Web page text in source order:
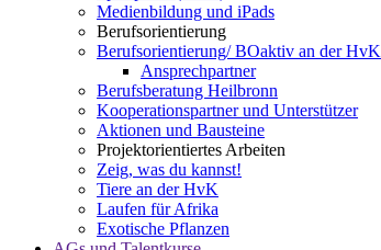
Medienbildung und iPads
Berufsorientierung
Berufsorientierung/ BOaktiv an der HvK
Ansprechpartner
Berufsberatung Heilbronn
Kooperationspartner und Unterstützer
Aktionen und Bausteine
Projektorientiertes Arbeiten
Zeig, was du kannst!
Tiere an der HvK
Laufen für Afrika
Exotische Pflanzen